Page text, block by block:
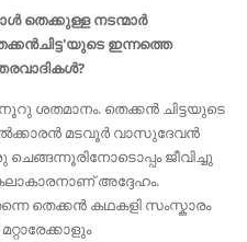
തെക്കുള്ള നടന്മാർ
ഇന്നത്തെ
ശതമാനം. തെക്കന്‍ ചിട്ടയുടെ
മടവൂര്‍ വാസുദേവന്‍
ജീവിച്ചു
അദ്ദേഹം.
തെക്കൻ കഥകളി സംസ്കാരം